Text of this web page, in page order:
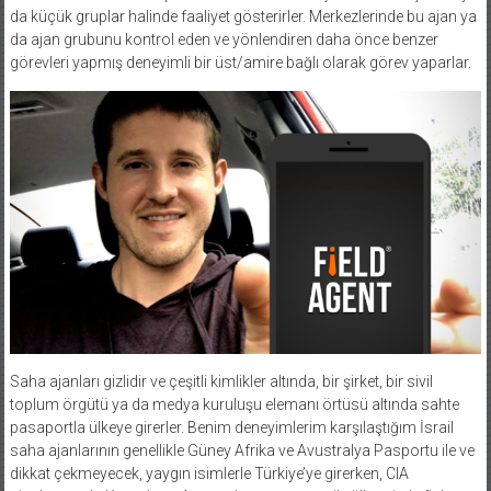
da küçük gruplar halinde faaliyet gösterirler. Merkezlerinde bu ajan ya
da ajan grubunu kontrol eden ve yönlendiren daha önce benzer
görevleri yapmış deneyimli bir üst/amire bağlı olarak görev yaparlar.
Saha ajanları gizlidir ve çeşitli kimlikler altında, bir şirket, bir sivil
toplum örgütü ya da medya kuruluşu elemanı örtüsü altında sahte
pasaportla ülkeye girerler. Benim deneyimlerim karşılaştığım İsrail
saha ajanlarının genellikle Güney Afrika ve Avustralya Pasportu ile ve
dikkat çekmeyecek, yaygın isimlerle Türkiye’ye girerken, CIA